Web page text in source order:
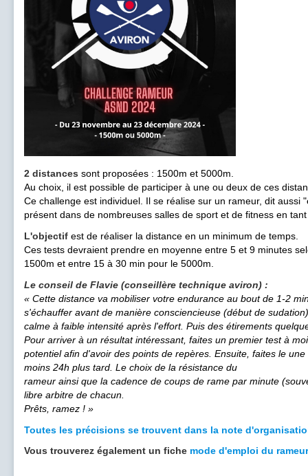
2 distances sont proposées : 1500m et 5000m.
Au choix, il est possible de participer à une ou deux de ces
Ce challenge est individuel. Il se réalise sur un rameur, dit aussi
présent dans de nombreuses salles de sport et de fitness en
L'objectif est de réaliser la distance en un minimum de temps.
Ces tests devraient prendre en moyenne entre 5 et 9 minutes
1500m et entre 15 à 30 min pour le 5000m.
Le conseil de Flavie (conseillère technique aviron) :
« Cette distance va mobiliser votre endurance au bout de 1-2
s'échauffer avant de manière consciencieuse (début de
calme à faible intensité après l'effort. Puis des étirements
Pour arriver à un résultat intéressant, faites un premier test à
potentiel afin d'avoir des points de repères. Ensuite, faites le
moins 24h plus tard. Le choix de la résistance du
rameur ainsi que la cadence de coups de rame par minute
libre arbitre de chacun.
Prêts, ramez ! »
Toutes les précisions se trouvent dans la note
Vous trouverez également un fiche mode d'emploi du